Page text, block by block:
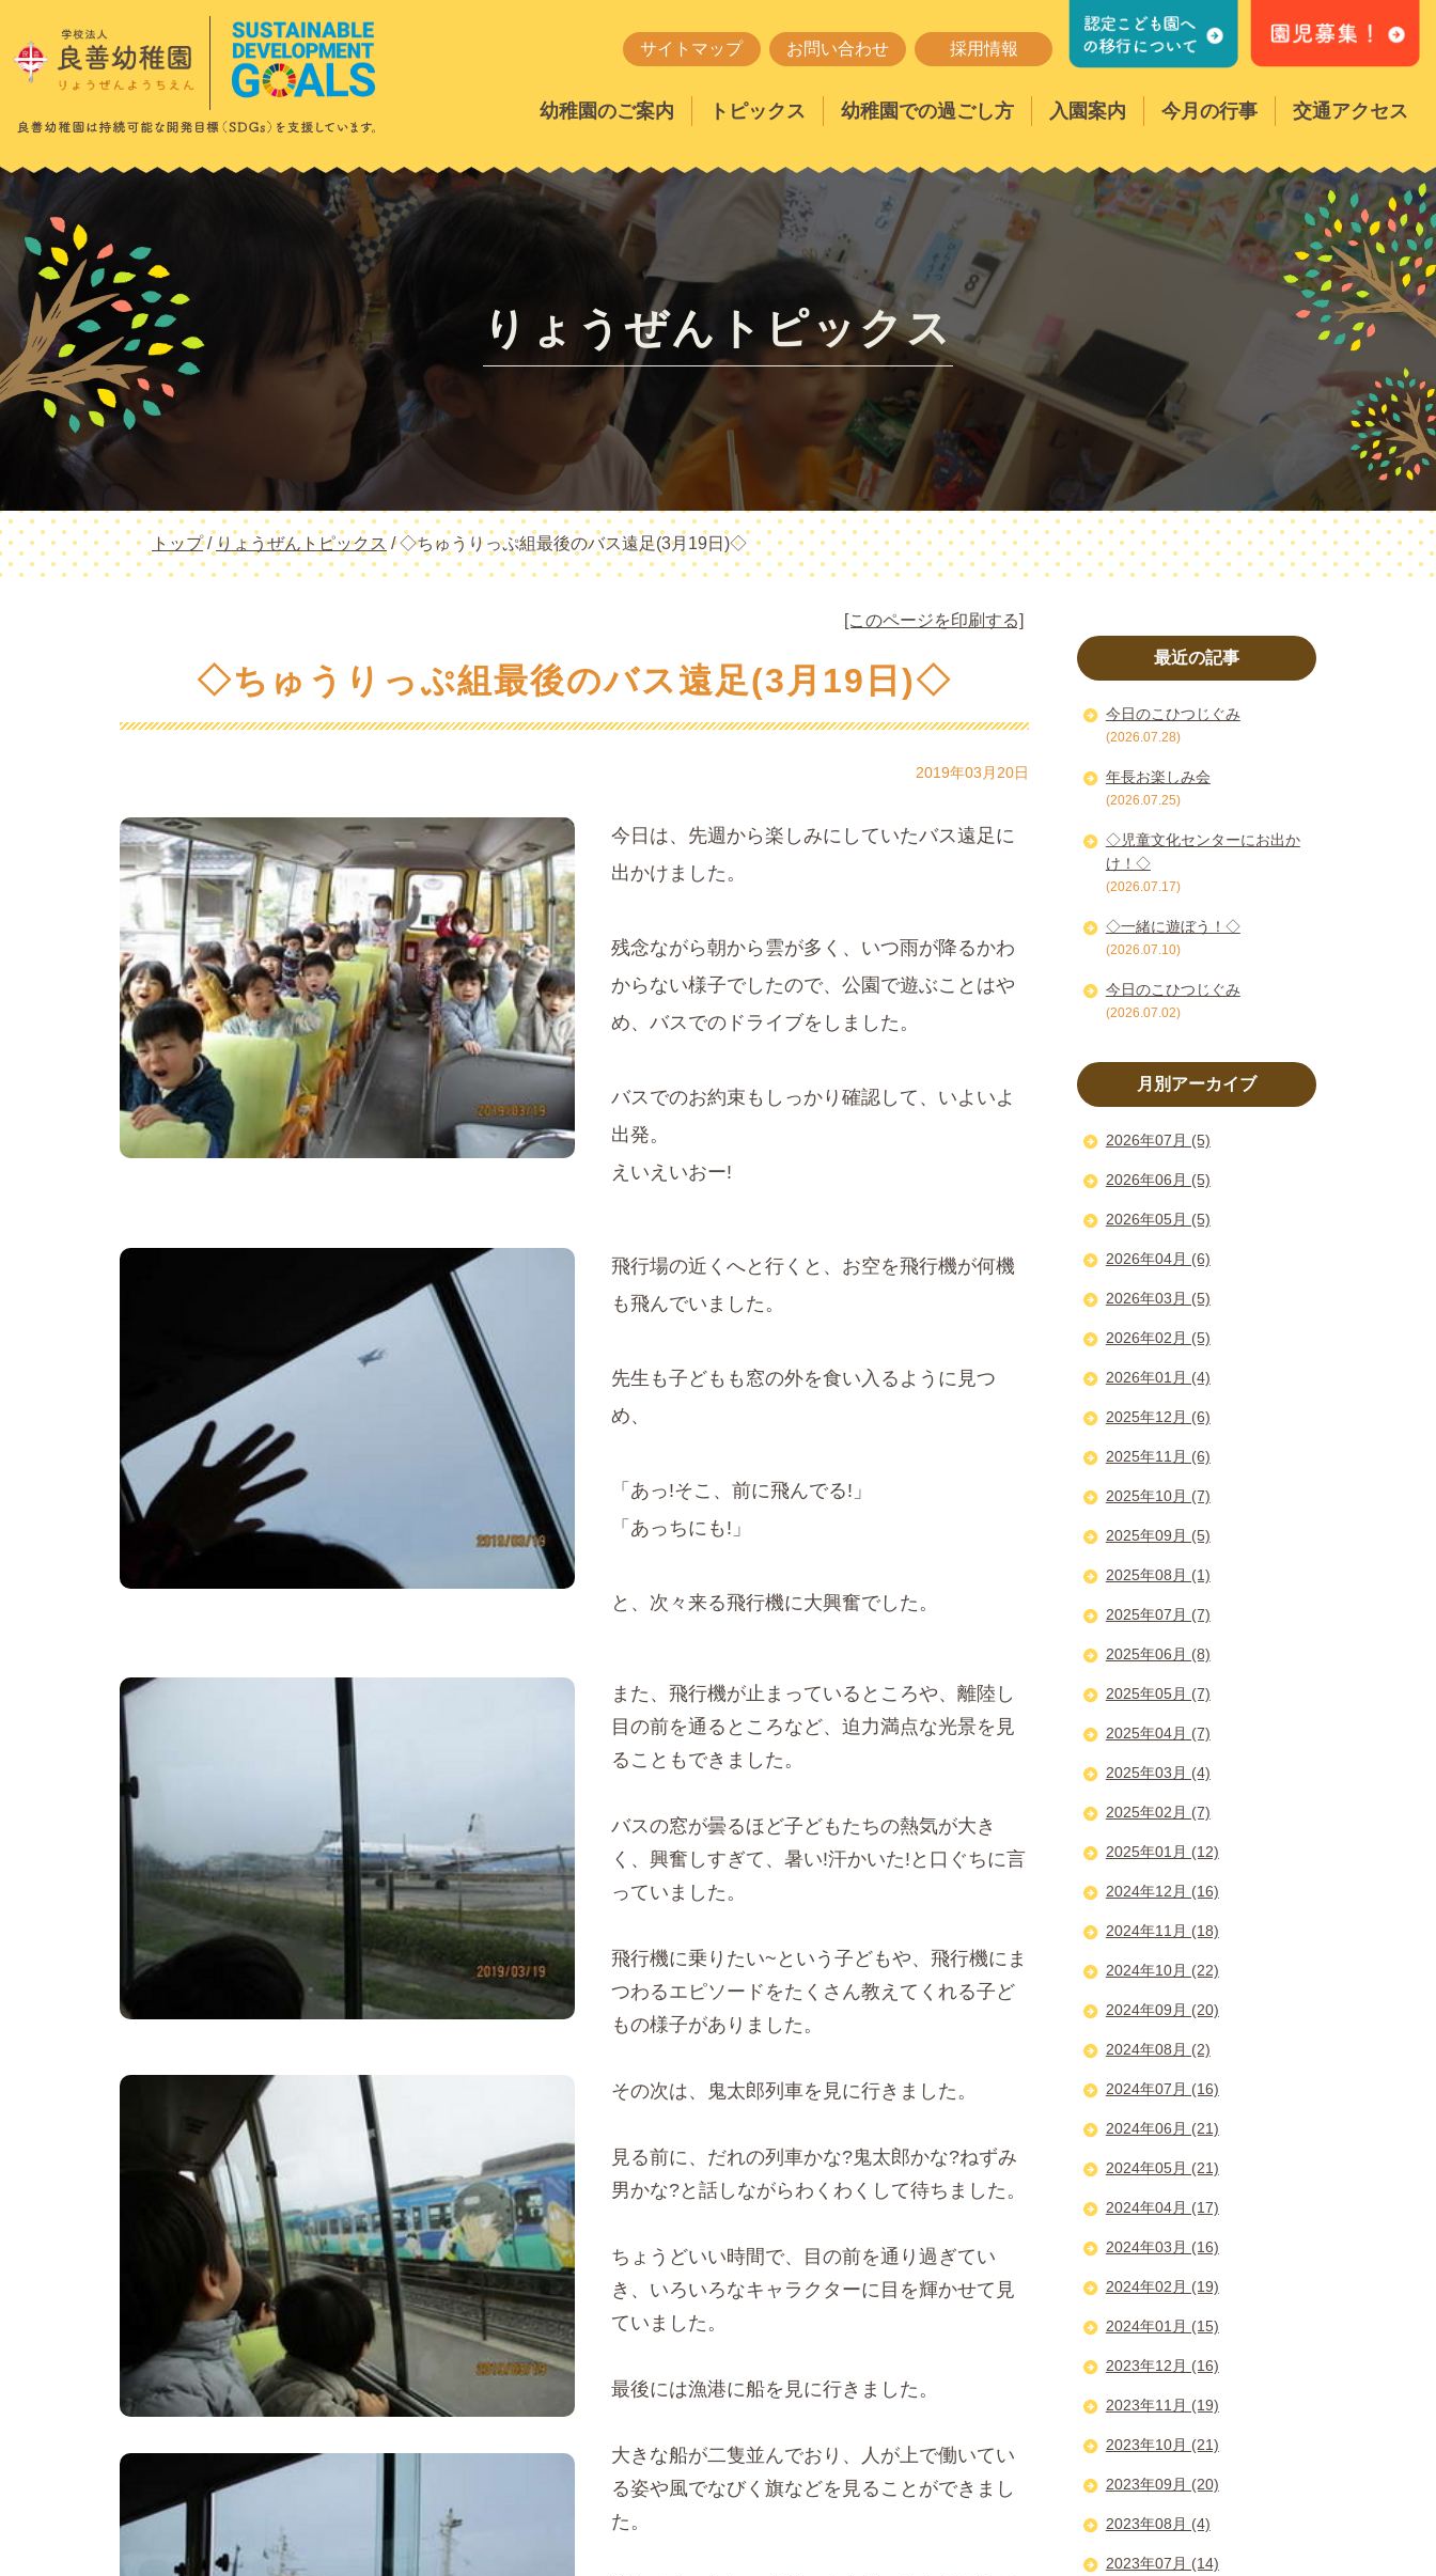
サイトマップ お問い合わせ 採用情報
幼稚園のご案内 トピックス 幼稚園での過ごし方 入園案内 今月の行事 交通アクセス
りょうぜんトピックス
現
在
トップ/ りょうぜんトピックス /◇ちゅうりっぷ組最後のバス遠足(3月19日)◇
[このページを印刷する]
◇ちゅうりっぷ組最後のバス遠足(3月19日)◇
2019年03月20日
今日は、先週から楽しみにしていたバス遠足に
出かけました。
残念ながら朝から雲が多く、いつ雨が降るかわ
からない様子でしたので、公園で遊ぶことはや
め、バスでのドライブをしました。
バスでのお約束もしっかり確認して、いよいよ
出発。
えいえいおー!
飛行場の近くへと行くと、お空を飛行機が何機
も飛んでいました。
先生も子どもも窓の外を食い入るように見つ
め、
「あっ!そこ、前に飛んでる!」
「あっちにも!」
と、次々来る飛行機に大興奮でした。
また、飛行機が止まっているところや、離陸し
目の前を通るところなど、迫力満点な光景を見
ることもできました。
バスの窓が曇るほど子どもたちの熱気が大き
く、興奮しすぎて、暑い!汗かいた!と口ぐちに言
っていました。
飛行機に乗りたい~という子どもや、飛行機にま
つわるエピソードをたくさん教えてくれる子ど
もの様子がありました。
その次は、鬼太郎列車を見に行きました。
見る前に、だれの列車かな?鬼太郎かな?ねずみ
男かな?と話しながらわくわくして待ちました。
ちょうどいい時間で、目の前を通り過ぎてい
き、いろいろなキャラクターに目を輝かせて見
ていました。
最後には漁港に船を見に行きました。
大きな船が二隻並んでおり、人が上で働いてい
る姿や風でなびく旗などを見ることができまし
た。
最近の記事
今日のこひつじぐみ
(2026.07.28)
年長お楽しみ会
(2026.07.25)
◇児童文化センターにお出か
け！◇
(2026.07.17)
◇一緒に遊ぼう！◇
(2026.07.10)
今日のこひつじぐみ
(2026.07.02)
月別アーカイブ
2026年07月 (5)
2026年06月 (5)
2026年05月 (5)
2026年04月 (6)
2026年03月 (5)
2026年02月 (5)
2026年01月 (4)
2025年12月 (6)
2025年11月 (6)
2025年10月 (7)
2025年09月 (5)
2025年08月 (1)
2025年07月 (7)
2025年06月 (8)
2025年05月 (7)
2025年04月 (7)
2025年03月 (4)
2025年02月 (7)
2025年01月 (12)
2024年12月 (16)
2024年11月 (18)
2024年10月 (22)
2024年09月 (20)
2024年08月 (2)
2024年07月 (16)
2024年06月 (21)
2024年05月 (21)
2024年04月 (17)
2024年03月 (16)
2024年02月 (19)
2024年01月 (15)
2023年12月 (16)
2023年11月 (19)
2023年10月 (21)
2023年09月 (20)
2023年08月 (4)
2023年07月 (14)